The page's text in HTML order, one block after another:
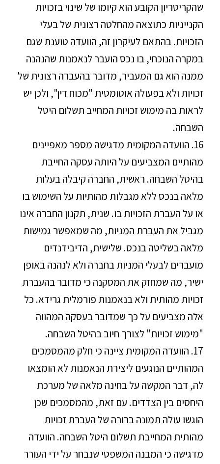
שהקריטריון הקובע הוא קיומו של שינוי בזכויות
הקנייניות כתוצאה מהחלטה רצונית של בעלי
הזכויות. בהתאם לעיקרון זה, הוועדה טוענת שגם
במקרה הנוכחי, בו נכס הועבר לנאמנות שהנהנה
ממנה הוא גם המעביר, מדובר בהעברה רצונית של
זכויות ולא בפעולה אוטומטית "מכוח דין", ולכן יש
לראות בה מימוש זכויות המחייב תשלום היטל
השבחה.
16. הוועדה המקומית מדגישה מספר מאפיינים
מהותיים המצביעים על היותה עסקה החייבת
בהיטל השבחה. ראשית, החברה קיבלה בעלות
מלאה בנכס ללא מגבלות מהותיות על השימוש בו
או על העברת הזכויות בו. שנית, תקנון החברה אינו
מגביל את העברת המניות, מה שמאפשר גמישות
מלאה בשליטה בנכס. שלישית, הדיבידנדים
מועברים לבעלי המניות בחברה ולא לנהנה באופן
ישיר, מה שמחזק את המסקנה כי מדובר בהעברת
זכויות מהותית ולא בנאמנות פורמלית גרידא. כל
אלה מצביעים על כך שמדובר בעסקה המהווה
"מימוש זכויות" לצורך חיוב בהיטל השבחה.
17. הוועדה המקומית ציינה כי חלק מהמסמכים
המהותיים הנוגעים ליצירת הנאמנות לא הומצאו
לה, דבר המקשה על בחינה מלאה של מערכת
היחסים בין הצדדים. עם זאת, מהמסמכים שכן
הוגשו עולה תמונה ברורה של העברת זכויות
מהותית המחייבת תשלום היטל השבחה. הוועדה
מדגישה כי המבנה המשפטי שנבחר על ידי העורר